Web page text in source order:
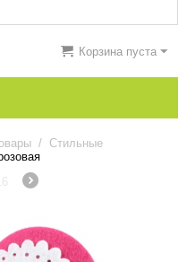
Корзина пуста
/ Стильные